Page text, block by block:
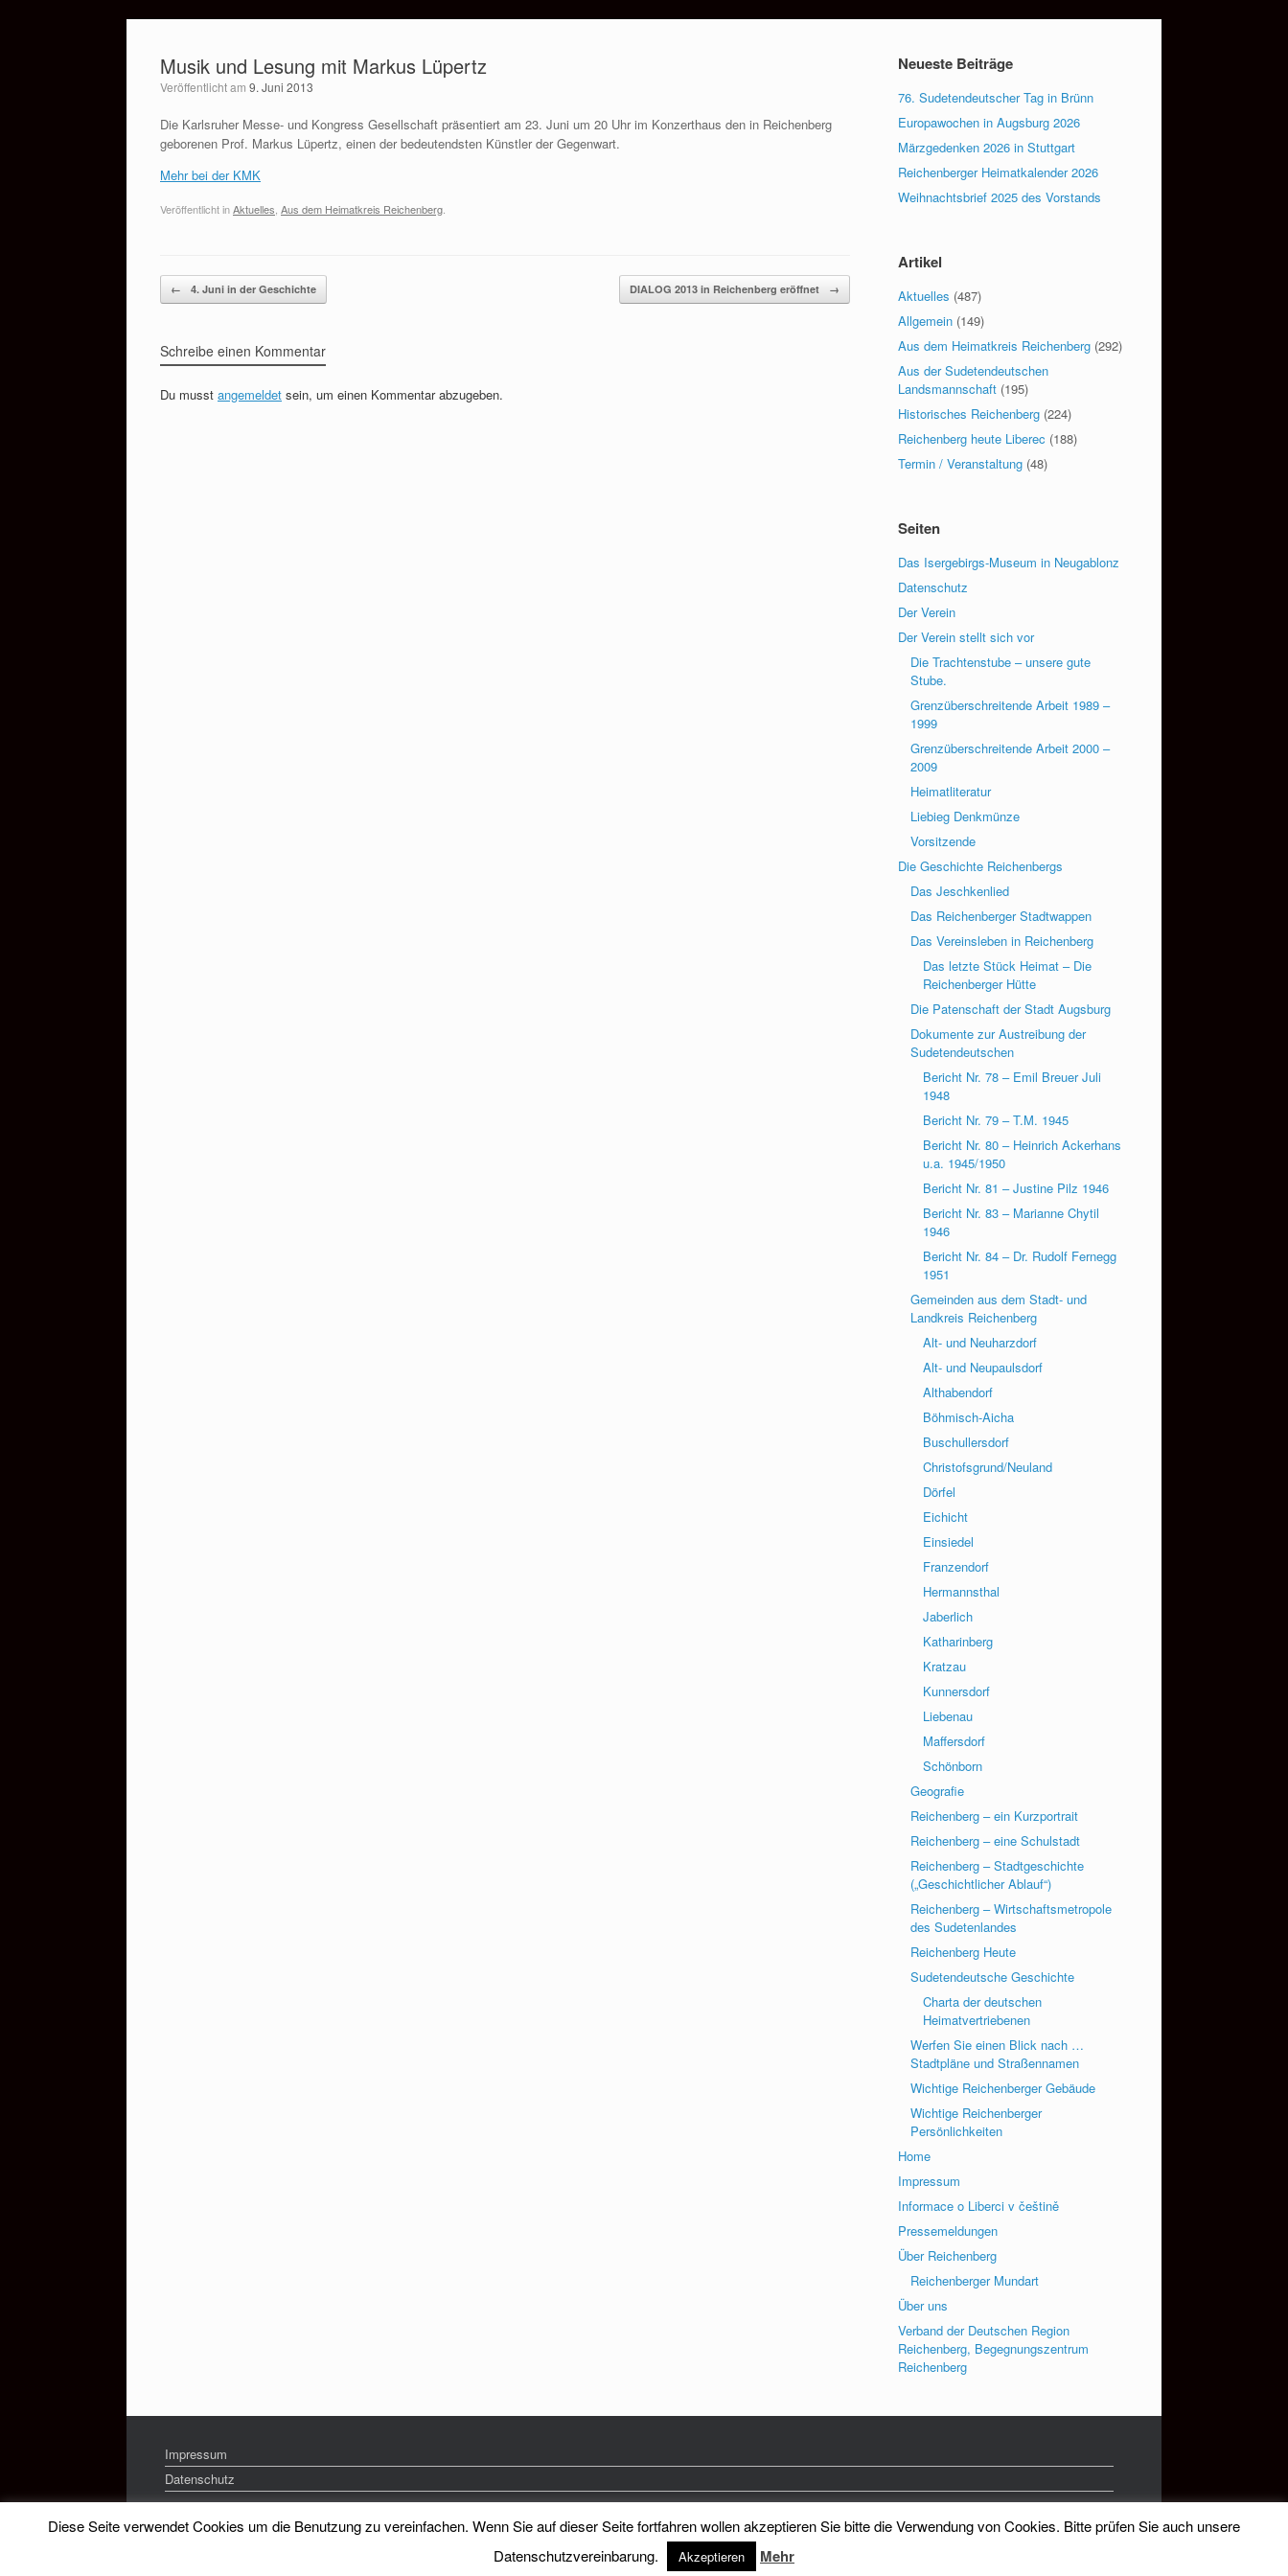
springenMusik und Lesung mit Markus Lüpertz
Veröffentlicht am 9. Juni 2013
Die Karlsruher Messe- und Kongress Gesellschaft präsentiert am 23. Juni um 20 Uhr im Konzerthaus den in Reichenberg
geborenen Prof. Markus Lüpertz, einen der bedeutendsten Künstler der Gegenwart.
Mehr bei der KMK
Veröffentlicht inAktuelles Aus dem Heimatkreis Reichenberg
Beitragsnavigation
← 4. Juni in der Geschichte DIALOG 2013 in Reichenberg eröffnet →
Schreibe einen Kommentar
Du musst angemeldet sein, um einen Kommentar abzugeben.
Neueste Beiträge
76. Sudetendeutscher Tag in Brünn
Europawochen in Augsburg 2026
Märzgedenken 2026 in Stuttgart
Reichenberger Heimatkalender 2026
Weihnachtsbrief 2025 des Vorstands
Artikel
Aktuelles (487)
Allgemein (149)
Aus dem Heimatkreis Reichenberg (292)
Aus der Sudetendeutschen
Landsmannschaft (195)
Historisches Reichenberg (224)
Reichenberg heute Liberec (188)
Termin / Veranstaltung (48)
Seiten
Das Isergebirgs-Museum in Neugablonz
Datenschutz
Der Verein
Der Verein stellt sich vor
Die Trachtenstube – unsere gute
Stube.
Grenzüberschreitende Arbeit 1989 –
1999
Grenzüberschreitende Arbeit 2000 –
2009
Heimatliteratur
Liebieg Denkmünze
Vorsitzende
Die Geschichte Reichenbergs
Das Jeschkenlied
Das Reichenberger Stadtwappen
Das Vereinsleben in Reichenberg
Das letzte Stück Heimat – Die
Reichenberger Hütte
Die Patenschaft der Stadt Augsburg
Dokumente zur Austreibung der
Sudetendeutschen
Bericht Nr. 78 – Emil Breuer Juli
1948
Bericht Nr. 79 – T.M. 1945
Bericht Nr. 80 – Heinrich Ackerhans
u.a. 1945/1950
Bericht Nr. 81 – Justine Pilz 1946
Bericht Nr. 83 – Marianne Chytil
1946
Bericht Nr. 84 – Dr. Rudolf Fernegg
1951
Gemeinden aus dem Stadt- und
Landkreis Reichenberg
Alt- und Neuharzdorf
Alt- und Neupaulsdorf
Althabendorf
Böhmisch-Aicha
Buschullersdorf
Christofsgrund/Neuland
Dörfel
Eichicht
Einsiedel
Franzendorf
Hermannsthal
Jaberlich
Katharinberg
Kratzau
Kunnersdorf
Liebenau
Maffersdorf
Schönborn
Geografie
Reichenberg – ein Kurzportrait
Reichenberg – eine Schulstadt
Reichenberg – Stadtgeschichte
(„Geschichtlicher Ablauf“)
Reichenberg – Wirtschaftsmetropole
des Sudetenlandes
Reichenberg Heute
Sudetendeutsche Geschichte
Charta der deutschen
Heimatvertriebenen
Werfen Sie einen Blick nach …
Stadtpläne und Straßennamen
Wichtige Reichenberger Gebäude
Wichtige Reichenberger
Persönlichkeiten
Home
Impressum
Informace o Liberci v češtině
Pressemeldungen
Über Reichenberg
Reichenberger Mundart
Über uns
Verband der Deutschen Region
Reichenberg, Begegnungszentrum
Reichenberg
Impressum
Datenschutz
Heimatkreis Reichenberg Stadt und Land e.V. Theme bySiteOrigin
Diese Seite verwendet Cookies um die Benutzung zu vereinfachen. Wenn Sie auf dieser Seite fortfahren wollen akzeptieren Sie bitte die Verwendung von Cookies. Bitte prüfen Sie auch unsere
Datenschutzvereinbarung.
Akzeptieren Mehr